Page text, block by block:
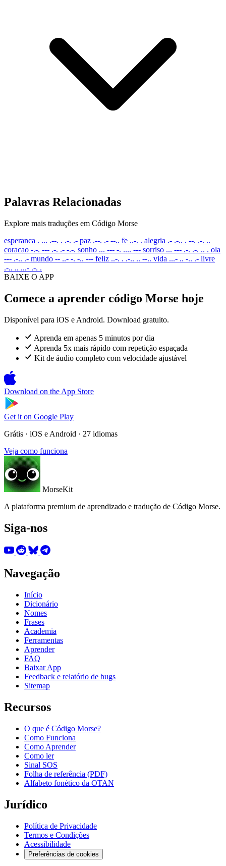
Palavras Relacionadas
Explore mais traduções em Código Morse
esperanca . ... .--. . .-. .- paz .--. .- --.. fe ..-. . alegria .- .-.. . --. .-. ..
coracao -.-. --- .-. .- -.-. sonho ... --- -. .... --- sorriso ... --- .-. .-. .. . ola
--- .-.. .- mundo -- ..- -. -.. --- feliz ..-. . .-.. .. --.. vida ...- .. -.. .- livre
.-.. .. ...- .-. .
BAIXE O APP
Comece a aprender código Morse hoje
Disponível para iOS e Android. Download gratuito.
Aprenda em apenas 5 minutos por dia
Aprenda 5x mais rápido com repetição espaçada
Kit de áudio completo com velocidade ajustável
Download on the App Store
Get it on Google Play
Grátis · iOS e Android · 27 idiomas
Veja como funciona
MorseKit
A plataforma premium de aprendizado e tradução de Código Morse.
Siga-nos
Navegação
Início
Dicionário
Nomes
Frases
Academia
Ferramentas
Aprender
FAQ
Baixar App
Feedback e relatório de bugs
Sitemap
Recursos
O que é Código Morse?
Como Funciona
Como Aprender
Como ler
Sinal SOS
Folha de referência (PDF)
Alfabeto fonético da OTAN
Jurídico
Política de Privacidade
Termos e Condições
Acessibilidade
Preferências de cookies